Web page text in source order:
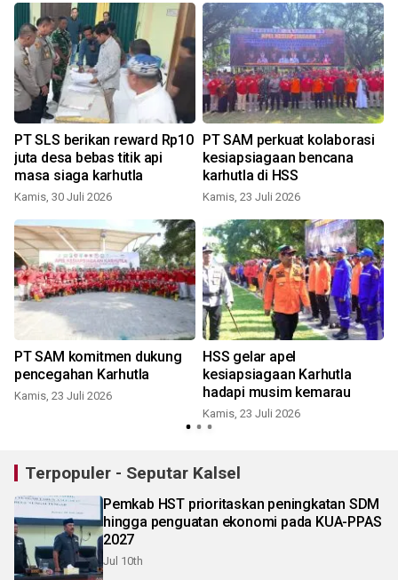
PT SLS berikan reward Rp10
juta desa bebas titik api
masa siaga karhutla
Kamis, 30 Juli 2026
PT SAM perkuat kolaborasi
kesiapsiagaan bencana
karhutla di HSS
Kamis, 23 Juli 2026
PT SAM komitmen dukung
pencegahan Karhutla
Kamis, 23 Juli 2026
HSS gelar apel
kesiapsiagaan Karhutla
hadapi musim kemarau
Kamis, 23 Juli 2026
Terpopuler - Seputar Kalsel
Pemkab HST prioritaskan peningkatan SDM
hingga penguatan ekonomi pada KUA-PPAS
2027
Jul 10th